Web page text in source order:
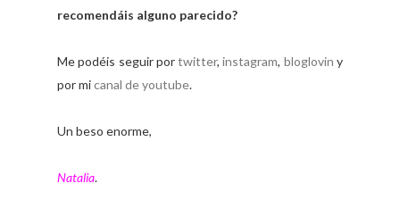
recomendáis alguno parecido?
Me podéis seguir portwitter,instagram, bloglovin y
por micanal de youtube.
Un beso enorme,
Natalia.